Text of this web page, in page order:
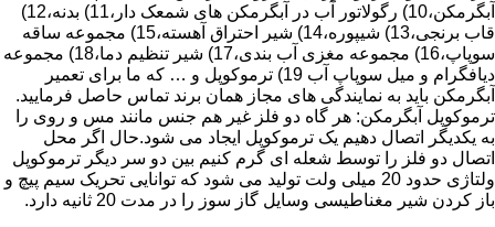
آبگرمکن،10) رگولاتور آب در آبگرمکن های شمعک دار،11) بدنه،12)
قاب برنجی،13) شیپوره،14) شیر احتراق آهسته،15) مجموعه ساقه
سوپاپ،16) مجموعه مغزی آب بندی،17) شیر تنظیم دما،18) مجموعه
دیافگرام و میل سوپاپ آب 19) ترموکوپل و … که ما برای تعمیر
آبگرمکن باید به نمایندگی های مجاز همان برند تماس حاصل فرمایید.
ترموکوپل آبگرمکن: هر گاه دو فلز غیر هم جنس مانند مس و روی را
به یکدیگر اتصال دهیم یک ترموکوپل ایجاد می شود.حال اگر محل
اتصال دو فلز را توسط شعله ای گرم کنیم بین دو سر دیگر ترموکوپل
ولتاژی حدود 20 میلی ولت تولید می شود که توانایی تحریک سیم پیچ و
باز کردن شیر مغناطیسی وسایل گاز سوز را در مدت 20 ثانیه دارد.